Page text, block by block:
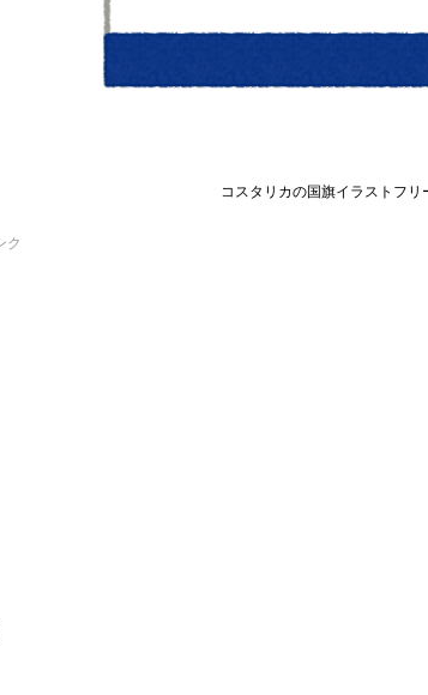
コスタリカの国旗イラストフリ
ク